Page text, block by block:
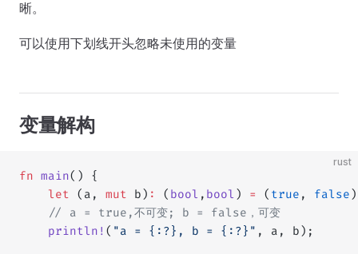
晰。
可以使用下划线开头忽略未使用的变量
变量解构
rust
fn main() {
    let
(a, mut b) : ( bool , bool ) = ( true , false
    // a = true,不可变; b = false，可变
    println!
( "a = {:?}, b = {:?}" , a, b);